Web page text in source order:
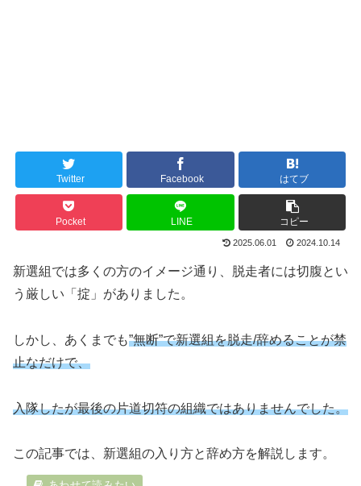
Twitter Facebook はてブ
Pocket LINE コピー
2025.06.01 2024.10.14
新選組では多くの方のイメージ通り、脱走者には切腹とい
う厳しい「掟」がありました。
しかし、あくまでも”無断”で新選組を脱走/辞めることが禁
止なだけで、
入隊したが最後の片道切符の組織ではありませんでした。
この記事では、新選組の入り方と辞め方を解説します。